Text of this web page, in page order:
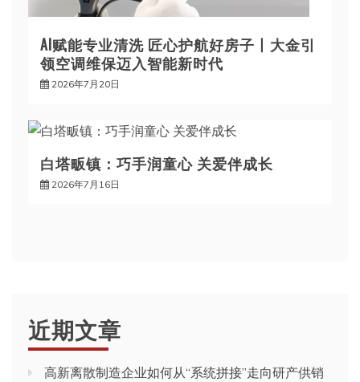
AI赋能专业清洗 匠心护航好房子丨大金引
领空调维保迈入智能新时代
2026年7月20日
白塔畈镇：巧手润童心 关爱伴成长
2026年7月16日
近期文章
高新离散制造企业如何从“系统拼接”走向研产供销